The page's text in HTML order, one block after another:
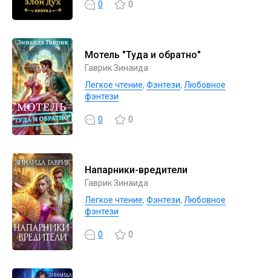
0 0
Мотель "Туда и обратно"
Гаврик Зинаида
Легкое чтение, Фэнтези, Любовное
фэнтези
0 0
Напарники-вредители
Гаврик Зинаида
Легкое чтение, Фэнтези, Любовное
фэнтези
0 0